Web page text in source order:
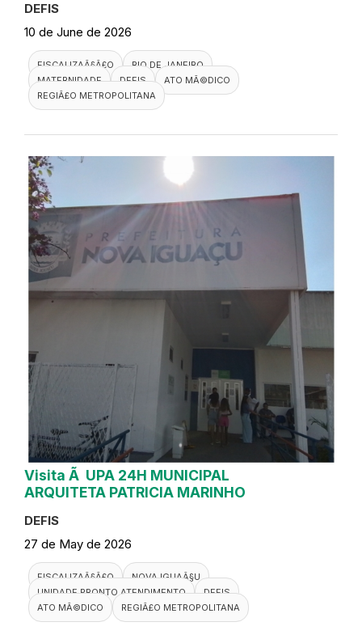
DEFIS
10 de June de 2026
FISCALIZAÃ§Ã£O
RIO DE JANEIRO
MATERNIDADE
DEFIS
ATO MÃ©DICO
REGIÃ£O METROPOLITANA
Visita Ã UPA 24H MUNICIPAL
ARQUITETA PATRICIA MARINHO
DEFIS
27 de May de 2026
FISCALIZAÃ§Ã£O
NOVA IGUAÃ§U
UNIDADE PRONTO ATENDIMENTO
DEFIS
ATO MÃ©DICO
REGIÃ£O METROPOLITANA